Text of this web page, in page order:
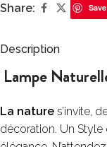
Share: Save
Description
Lampe
La nature s’invite,
décoration. Un